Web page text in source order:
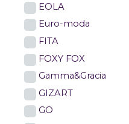
EOLA
Euro-moda
FITA
FOXY FOX
Gamma&Gracia
GIZART
GO